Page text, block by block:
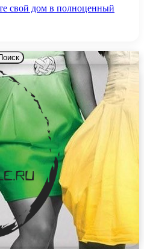
свой дом в полноценный